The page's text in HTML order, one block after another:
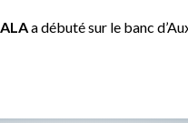
a débuté sur le banc